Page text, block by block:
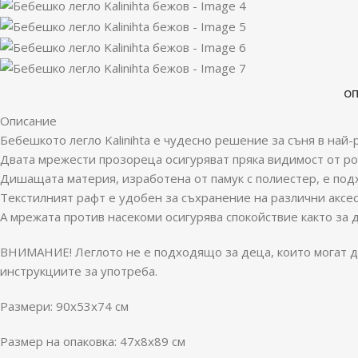
Описание
Бебешкото легло Kalinihta е чудесно решение за съня в най-
Двата мрежести прозореца осигуряват пряка видимост от
Дишащата материя, изработена от памук с полиестер, е
Текстилният рафт е удобен за съхранение на различни
А мрежата против насекоми осигурява спокойствие както за
ВНИМАНИЕ! Леглото не е подходящо за деца, които могат
инструкциите за употреба.
Размери: 90x53x74 см
Размер на опаковка: 47x8x89 см